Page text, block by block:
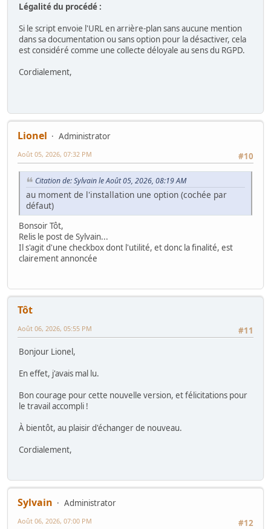
Légalité du procédé :
Si le script envoie l'URL en arrière-plan sans aucune mention
dans sa documentation ou sans option pour la désactiver, cela
est considéré comme une collecte déloyale au sens du RGPD.
Cordialement,
Lionel
Administrator
#10
Août 05, 2026, 07:32 PM
Citation de: Sylvain le Août 05, 2026, 08:19 AM
au moment de l'installation une option (cochée par
défaut)
Bonsoir Tôt,
Relis le post de Sylvain...
Il s'agit d'une checkbox dont l'utilité, et donc la finalité, est
clairement annoncée
Tôt
#11
Août 06, 2026, 05:55 PM
Bonjour Lionel,
En effet, j'avais mal lu.
Bon courage pour cette nouvelle version, et félicitations pour
le travail accompli !
À bientôt, au plaisir d'échanger de nouveau.
Cordialement,
Sylvain
Administrator
#12
Août 06, 2026, 07:00 PM